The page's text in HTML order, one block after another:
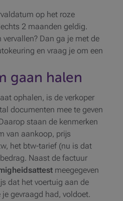
op het roze
2 maanden geldig.
Dan ga je met de
en vraag je om een
gaan halen
ophalen, is de verkoper
documenten mee te geven
staan de kenmerken
van aankoop, prijs
het btw-tarief (nu is dat
Naast de factuur
meegegeven
dat het voertuig aan de
gevraagd had, voldoet.